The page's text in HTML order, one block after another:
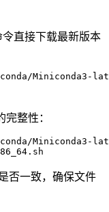
直接下载最新版本
Miniconda3 -
整性：
Miniconda3 -
86 64
否一致，确保文件